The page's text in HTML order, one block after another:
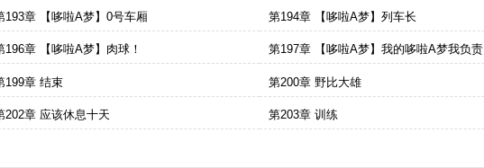
193章 【哆啦A梦】0号车厢 第194章 【哆啦A梦】列车长
196章 【哆啦A梦】肉球！ 第197章 【哆啦A梦】我的哆啦A梦我负责
199章 结束 第200章 野比大雄
202章 应该休息十天 第203章 训练